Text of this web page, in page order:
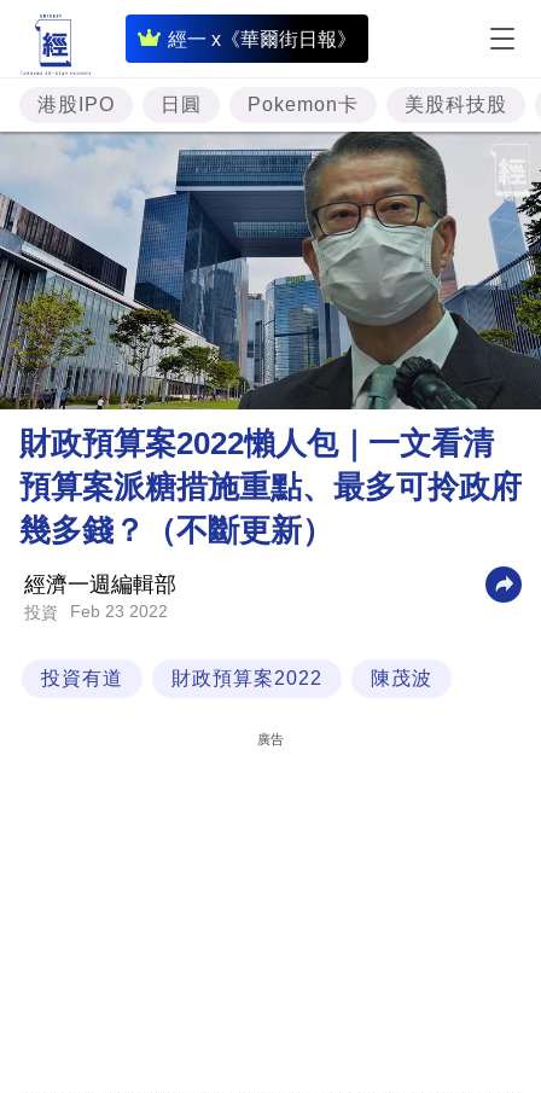
經一 x《華爾街日報》
即
時
財
經
專
題
投
資
樓
市
理
財
商
業
科
技
港股IPO 日圓 Pokemon卡 美股科技股
財政預算案2022懶人包｜一文看清
預算案派糖措施重點、最多可拎政府
幾多錢？（不斷更新）
經濟一週編輯部
投資 Feb 23 2022
投資有道 財政預算案2022 陳茂波
廣告